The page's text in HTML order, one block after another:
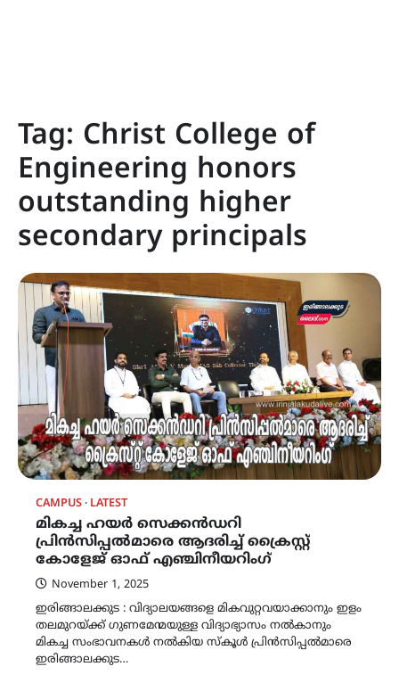
Tag: Christ College of
Engineering honors
outstanding higher
secondary principals
CAMPUS LATEST
മികച്ച ഹയർ സെക്കൻഡറി
പ്രിൻസിപ്പൽമാരെ ആദരിച്ച് ക്രൈസ്റ്റ്
കോളേജ് ഓഫ് എഞ്ചിനീയറിംഗ്
November 1, 2025
ഇരിങ്ങാലക്കുട : വിദ്യാലയങ്ങളെ മികവുറ്റവയാക്കാനും ഇളം
തലമുറയ്ക്ക് ഗുണമേന്മയുള്ള വിദ്യാഭ്യാസം നൽകാനും
മികച്ച സംഭാവനകൾ നൽകിയ സ്കൂൾ പ്രിൻസിപ്പൽമാരെ
ഇരിങ്ങാലക്കുട…